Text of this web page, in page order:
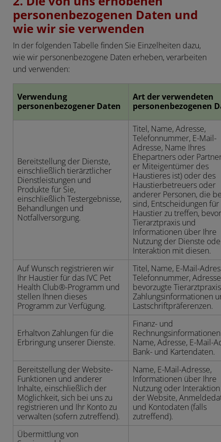
personenbezogenen Daten und
wie wir sie verwenden
In der folgenden Tabelle finden Sie Einzelheiten dazu,
wie wir personenbezogene Daten erheben, verarbeiten
und verwenden:
Verwendung
personenbezogener Daten
Art der verwendeten
personenbezogenen
Bereitstellung der Dienste,
einschließlich tierärztlicher
Dienstleistungen und
Produkte für Sie,
einschließlich Testergebnisse,
Behandlungen und
Notfallversorgung.
Titel, Name, Adresse,
Telefonnummer, E-Mail-
Adresse, Name Ihres
Ehepartners oder
er Miteigentümer des
Haustieres ist) oder des
Haustierbetreuers oder
anderer Personen, die
sind, Entscheidungen für
Haustier zu treffen,
Tierarztpraxis und
Informationen über Ihre
Nutzung der Dienste
Interaktion mit diesen.
Auf Wunsch registrieren wir
Ihr Haustier für das IVC Pet
Health Club®-Programm und
stellen Ihnen dieses
Programm zur Verfügung.
Titel, Name, E-Mail-
Telefonnummer,
bevorzugte
Zahlungsinformationen
Lastschriftpräferenzen.
Erhaltvon Zahlungen für die
Erbringung unserer Dienste.
Finanz- und
Name, Adresse, E-Mail-
Bank- und Kartendaten.
Bereitstellung der Website-
Funktionen und anderer
Inhalte, einschließlich der
Möglichkeit, sich bei uns zu
registrieren und Ihr Konto zu
verwalten (sofern zutreffend).
Name, E-Mail-Adresse,
Informationen über Ihre
Nutzung oder
der Website,
und Kontodaten (falls
zutreffend).
Übermittlung von